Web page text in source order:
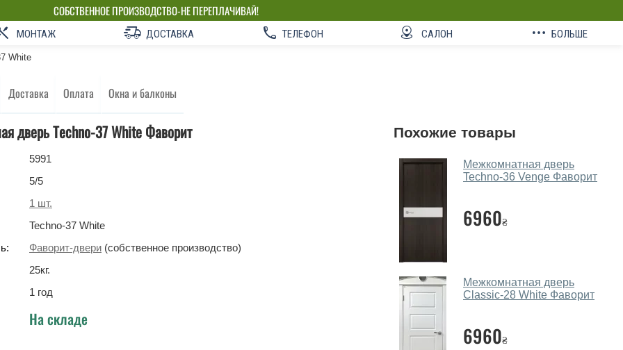
СОБСТВЕННОЕ ПРОИЗВОДСТВО-НЕ ПЕРЕПЛАЧИВАЙ!
МОНТАЖ ДОСТАВКА ТЕЛЕФОН САЛОН БОЛЬШЕ
White
Доставка Оплата Окна и балконы
дверь Techno-37 White Фаворит
5991
5/5
1 шт.
Techno-37 White
Фаворит-двери (собственное производство)
25кг.
1 год
На складе
Похожие товары
Межкомнатная дверь
Techno-36 Venge Фаворит
6960₴
Межкомнатная дверь
Classic-28 White Фаворит
6960₴